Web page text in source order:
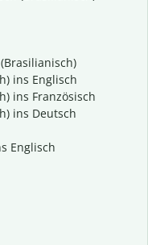
ins Englisch
ins Französisch
ins Deutsch
Englisch